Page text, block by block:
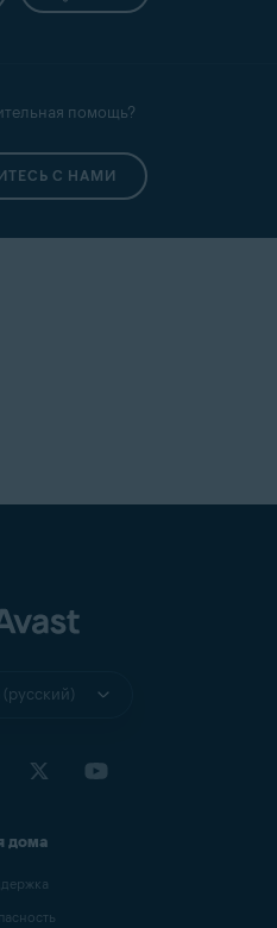
помощь?
С НАМИ
дома